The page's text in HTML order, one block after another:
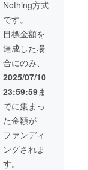
緒に、
ません
か？ こ
れを読
んで
「やっ
てみた
い！」
と思っ
たあな
たは、
きっと
もう“風
に乗る
準備”が
節の節
は、宇
宙のサ
イクル
替わる
タイミ
ング。
その節
目に、
自分の
星の位
置や社
会の流
れを見
におす
マや占
星術に
興味が
あるけ
ど、ど
う始め
ていい
かわか
らない
・暮ら
しの中
で「星
と香
載内容
さら
に、11
月リア
ル祝賀
会、も
しくは
12月オ
ンライ
ン祝賀
会へご
招待！
（ご参
加は任
内容を
※MLM
（マル
チレベ
ルマー
ケティ
ング）
目的の
利用は
ご遠慮
いただ
いてお
りま
す。広
文章・
ドなど
も掲載
可能。
ご自身
の活動
やサー
ビス（※
占星
術・ア
ロマ・
香りに
関連す
るもの
Nothing方式
です。
目標金額を
達成した場
合にのみ、
2025/07/10
23:59:59ま
でに集まっ
た金額が
ファンディ
ングされま
す。